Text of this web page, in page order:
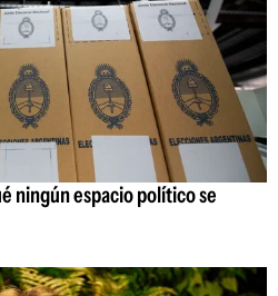
ningún espacio político se